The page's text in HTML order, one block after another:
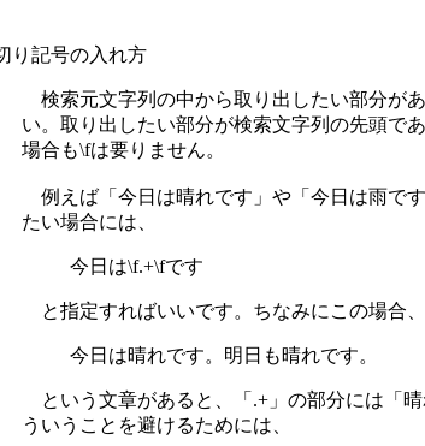
り記号の入れ方
検索元文字列の中から取り出したい部分が
い。取り出したい部分が検索文字列の先頭で
場合も\fは要りません。
例えば「今日は晴れです」や「今日は雨で
たい場合には、
今日は\f.+\fです
と指定すればいいです。ちなみにこの場合、
今日は晴れです。明日も晴れです。
という文章があると、「.+」の部分には「
ういうことを避けるためには、